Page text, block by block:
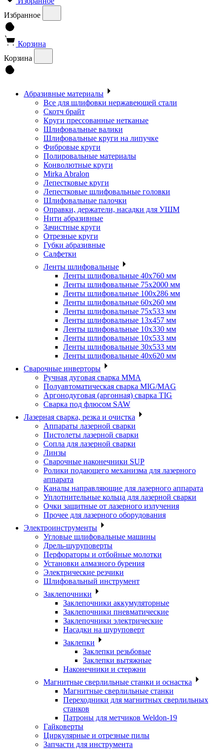
Избранное
Корзина
Корзина
Абразивные материалы
Все для шлифовки нержавеющей стали
Скотч брайт
Круги прессованные нетканые
Шлифовальные валики
Шлифовальные круги на липучке
Фибровые круги
Полировальные материалы
Конволютные круги
Mirka Abralon
Лепестковые круги
Лепестковые шлифовальные головки
Шлифовальные палочки
Оправки, держатели, насадки для УШМ
Нити абразивные
Зачистные круги
Отрезные круги
Губки абразивные
Салфетки
Ленты шлифовальные
Ленты шлифовальные 40х760 мм
Ленты шлифовальные 75х2000 мм
Ленты шлифовальные 100х286 мм
Ленты шлифовальные 60х260 мм
Ленты шлифовальные 75х533 мм
Ленты шлифовальные 13х457 мм
Ленты шлифовальные 10х330 мм
Ленты шлифовальные 10х533 мм
Ленты шлифовальные 30х533 мм
Ленты шлифовальные 40х620 мм
Сварочные инверторы
Ручная дуговая сварка MMA
Полуавтоматическая сварка MIG/MAG
Аргонодуговая (аргонная) сварка TIG
Сварка под флюсом SAW
Лазерная сварка, резка и очистка
Аппараты лазерной сварки
Пистолеты лазерной сварки
Сопла для лазерной сварки
Линзы
Сварочные наконечники SUP
Ролики подающего механизма для лазерного
аппарата
Каналы направляющие для лазерного аппарата
Уплотнительные кольца для лазерной сварки
Очки защитные от лазерного излучения
Прочее для лазерного оборудования
Электроинструменты
Угловые шлифовальные машины
Дрель-шуруповерты
Перфораторы и отбойные молотки
Установки алмазного бурения
Электрические резчики
Шлифовальный инструмент
Заклепочники
Заклепочники аккумуляторные
Заклепочники пневматические
Заклепочники электрические
Насадки на шуруповерт
Заклепки
Заклепки резьбовые
Заклепки вытяжные
Наконечники и стержни
Магнитные сверлильные станки и оснастка
Магнитные сверлильные станки
Переходники для магнитных сверлильных
станков
Патроны для метчиков Weldon-19
Гайковерты
Циркулярные и отрезные пилы
Запчасти для инструмента